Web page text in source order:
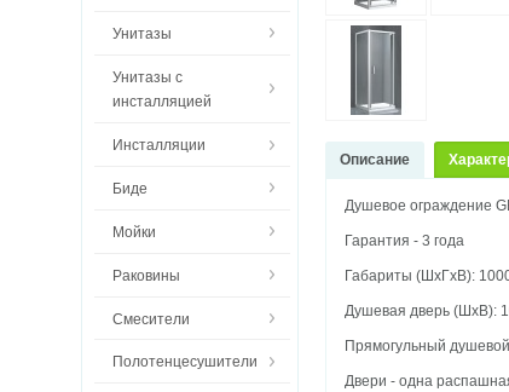
Унитазы
Унитазы с
инсталляцией
Инсталляции
Биде
Мойки
Раковины
Смесители
Полотенцесушители
Описание
Душевое ограждение
Гарантия - 3 года
Габариты (ШхГхВ):
Душевая дверь (ШхВ):
Прямогульный душевой
Двери - одна